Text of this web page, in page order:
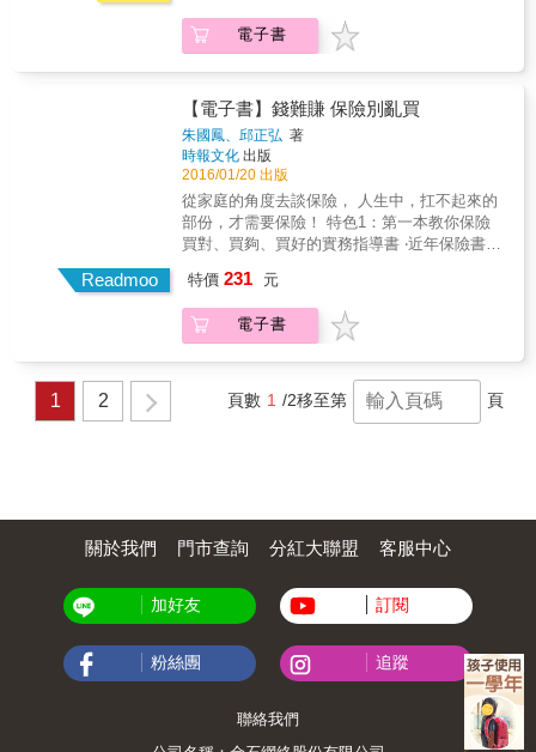
如 王道銀行個人金融事業執行長│陳怡芬 九八
新聞台《財經起床號》節目主持人│陳鳳馨 資
深媒體人暨中廣《蘭萱時間》節目主持人│蘭萱
障 3.提供俗又大碗，貼心的保單建議 4.最需要
買的保險、最不需要買的保險，一目瞭然
缺乏「實務指導類」。 ‧買保險，如果沒有從系
統性的實務指導入手，吸收再多猶如碎片般的
特色2：第一本先從整體財務下手、再談風險管
理的保險書 ‧買保險如果沒有兼顧整體財務的需
求、人生夢想目標的實現，就會錯置資源、浪
費有限且珍貴的資金預算。 ‧正確的流程應該
是：先確認家庭追求的重要價值、人生目標
&rarr;盤點家庭的年度盈餘、與財富淨值&rarr;
排序出最擔心的風險類型&rarr;執行精準的「需
求分析」 特色3：用最少保費，讓4大風險退散
‧人生有四大風險（死殘病老），本書有系統性
策。
電子書
Readmoo
【電子書】錢難賺 保險別亂買
朱國鳳、邱正弘 著
時報文化 出版
2016/01/20 出版
從家庭的角度去談保險， 人生中，扛不起來的
部份，才需要保險！ 特色1：第一本教你保險
買對、買夠、買好的實務指導書 ‧近年保險書主
低保費高保障類、保險理財類、案例集結類，
缺乏「實務指導類」。 ‧買保險，如果沒有從系
統性的實務指導入手，吸收再多猶如碎片般的
特色2：第一本先從整體財務下手、再談風險管
排序出最擔心的風險類型&rarr;執行精準的「需
求分析」 特色3：用最少保費，讓4大風險退散
地提供保障對策，而且是小錢買到高保障的對
策。
特價 231 元
電子書
1 2 頁數 1 /2移至第 頁
關於我們 門市查詢 分紅大聯盟 客服中心
加好友 訂閱
粉絲團 追蹤
聯絡我們